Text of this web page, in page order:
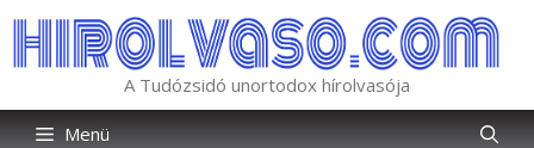
tartalomba
A Tudózsidó unortodox hírolvasója
Menü